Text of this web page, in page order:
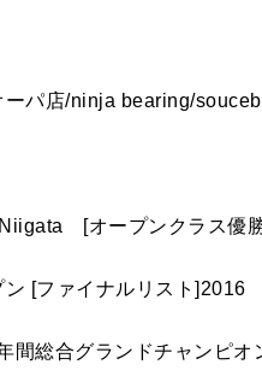
ーパ店/ninja bearing/
[オープンクラス優
[ファイナルリスト]2016
間総合グランドチャンピオ